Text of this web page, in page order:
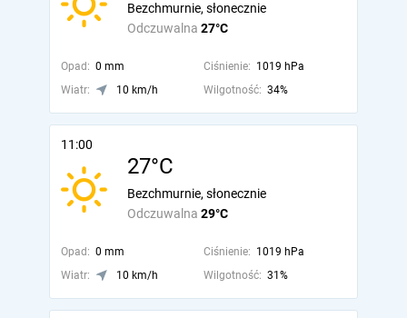
Odczuwalna 27°C
Bezchmurnie, słonecznie
Opad: 0 mm Ciśnienie: 1019 hPa
Wiatr:
10 km/h Wilgotność: 34%
11:00
27°C
Odczuwalna 29°C
Bezchmurnie, słonecznie
Opad: 0 mm Ciśnienie: 1019 hPa
Wiatr:
10 km/h Wilgotność: 31%